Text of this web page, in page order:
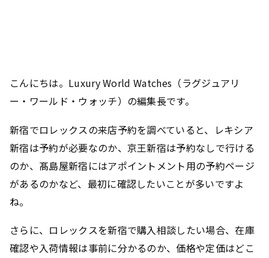
こんにちは。Luxury World Watches（ラグジュアリ
ー・ワールド・ウォッチ）の編集長です。
新宿でロレックスの来店予約を調べていると、レキシア
新宿は予約が必要なのか、京王新宿は予約なしで行ける
のか、髙島屋新宿にはアポイントメント用の予約ページ
があるのかなど、最初に確認したいことが多いですよ
ね。
さらに、ロレックスを新宿で購入相談したい場合、在庫
確認や入荷情報は事前に分かるのか、価格や定価はどこ